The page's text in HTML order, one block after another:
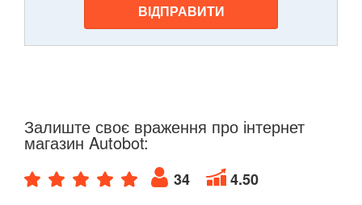
ВІДПРАВИТИ
Залиште своє враження про інтернет
магазин Autobot:
34 4.50